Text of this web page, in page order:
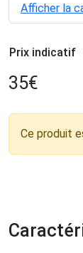
Afficher la
Prix indicatif
35€
Ce produit